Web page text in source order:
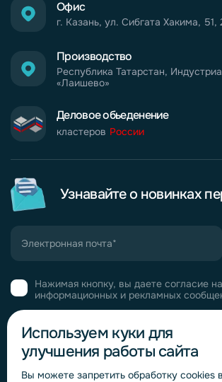
Деловое обьеденение
кластеров России
Производство
Республика Татарстан,
«Лаишево»
Офис
г. Казань, ул. Сибгата Хакима, 51,
Узнавайте о новинках
Нажимая кнопку, вы даете согласие
информационных и рекламных
Пригласить в тендер
Используем куки для
улучшения работы сайта
Вы можете запретить обработку сookies в